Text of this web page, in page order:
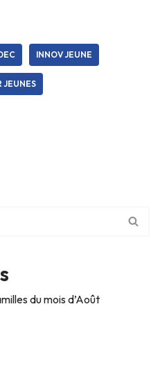
INNOV JEUNE
JEUNES
du mois d’Août